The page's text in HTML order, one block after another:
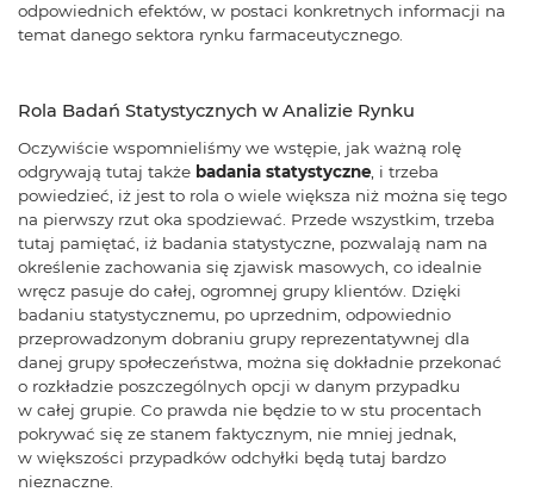
odpowiednich efektów, w postaci konkretnych informacji na
temat danego sektora rynku farmaceutycznego.
Rola Badań Statystycznych w Analizie Rynku
Oczywiście wspomnieliśmy we wstępie, jak ważną rolę
odgrywają tutaj także badania statystyczne , i trzeba
powiedzieć, iż jest to rola o wiele większa niż można się tego
na pierwszy rzut oka spodziewać. Przede wszystkim, trzeba
tutaj pamiętać, iż badania statystyczne, pozwalają nam na
określenie zachowania się zjawisk masowych, co idealnie
wręcz pasuje do całej, ogromnej grupy klientów. Dzięki
badaniu statystycznemu, po uprzednim, odpowiednio
przeprowadzonym dobraniu grupy reprezentatywnej dla
danej grupy społeczeństwa, można się dokładnie przekonać
o rozkładzie poszczególnych opcji w danym przypadku
w całej grupie. Co prawda nie będzie to w stu procentach
pokrywać się ze stanem faktycznym, nie mniej jednak,
w większości przypadków odchyłki będą tutaj bardzo
nieznaczne.